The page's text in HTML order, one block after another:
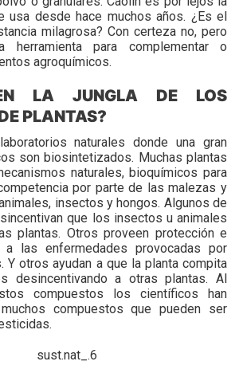
usa desde hace muchos años. ¿Es el
milagrosa? Con certeza no, pero
para complementar o
agroquímicos.
LA JUNGLA DE LOS
PLANTAS?
naturales donde una gran
son biosintetizados. Muchas plantas
naturales, bioquímicos para
por parte de las malezas y
insectos y hongos. Algunos de
que los insectos u animales
plantas. Otros proveen protección e
a las enfermedades provocadas por
Y otros ayudan a que la planta compita
desincentivando a otras plantas. Al
compuestos los científicos han
compuestos que pueden ser